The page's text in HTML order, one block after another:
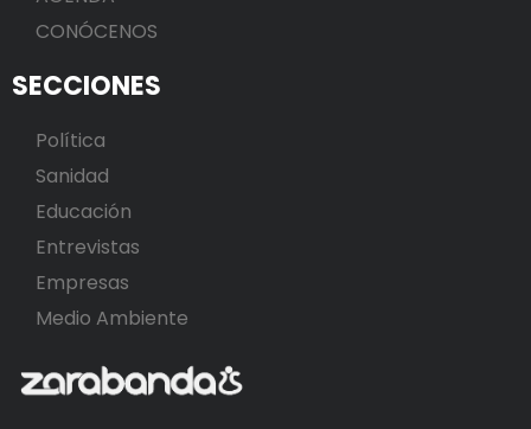
CONÓCENOS
SECCIONES
Política
Sanidad
Educación
Entrevistas
Empresas
Medio Ambiente